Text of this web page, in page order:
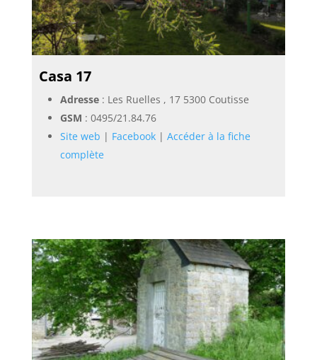
Casa 17
Adresse: Les Ruelles , 17 5300 Coutisse
GSM : 0495/21.84.76
Site web | Facebook| Accéder à la fiche
complète